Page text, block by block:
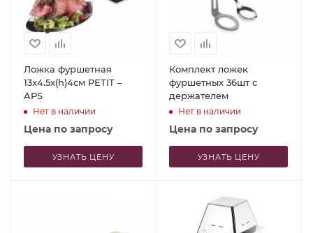
Ложка фуршетная
13x4.5x(h)4см PETIT –
APS
Нет в наличии
Цена по запросу
УЗНАТЬ ЦЕНУ
Комплект ложек
фуршетных 36шт с
держателем
Нет в наличии
Цена по запросу
УЗНАТЬ ЦЕНУ